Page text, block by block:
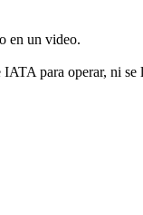
en un video.
para operar, ni